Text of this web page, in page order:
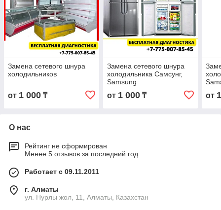
Замена сетевого шнура
холодильников
от 1 000 ₸
Замена сетевого шнура
холодильника Самсунг,
Samsung
от 1 000₸ от
О нас
Рейтинг не сформирован
Менее 5 отзывов за последний год
Работает с 09.11.2011
г. Алматы
ул. Нурлы жол, 11, Алматы, Казахстан